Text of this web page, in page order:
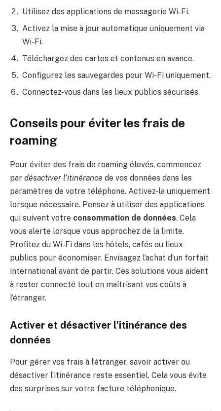
Utilisez des applications de messagerie Wi-Fi.
Activez la mise à jour automatique uniquement via
Wi-Fi.
Téléchargez des cartes et contenus en avance.
Configurez les sauvegardes pour Wi-Fi uniquement.
Connectez-vous dans les lieux publics sécurisés.
Conseils pour éviter les frais de
roaming
Pour éviter des frais de roaming élevés, commencez
par désactiver l’itinérance de vos données dans les
paramètres de votre téléphone. Activez-la uniquement
lorsque nécessaire. Pensez à utiliser des applications
qui suivent votre consommation de données. Cela
vous alerte lorsque vous approchez de la limite.
Profitez du Wi-Fi dans les hôtels, cafés ou lieux
publics pour économiser. Envisagez l’achat d’un forfait
international avant de partir. Ces solutions vous aident
à rester connecté tout en maîtrisant vos coûts à
l’étranger.
Activer et désactiver l’itinérance des
données
Pour gérer vos frais à l’étranger, savoir activer ou
désactiver l’itinérance reste essentiel. Cela vous évite
des surprises sur votre facture téléphonique.